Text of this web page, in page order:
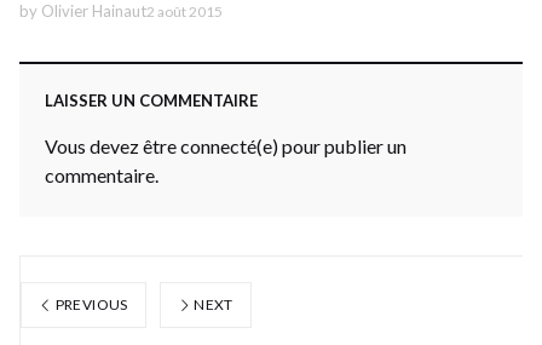
by Olivier Hainaut2 août 2015
LAISSER UN COMMENTAIRE
Vous devez être connecté(e) pour publier un
commentaire.
PREVIOUS NEXT